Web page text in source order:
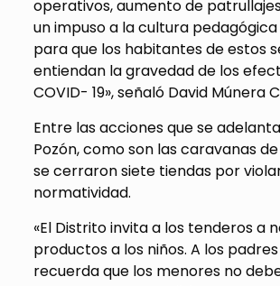
operativos, aumento de
un impuso a la cultura
para que los habitantes de estos
entiendan la gravedad de los
COVID- 19», señaló David Múnera
Entre las acciones que se
Pozón, como son las caravanas
se cerraron siete tiendas por
normatividad.
«El Distrito invita a los tenderos a
productos a los niños. A los
recuerda que los menores no